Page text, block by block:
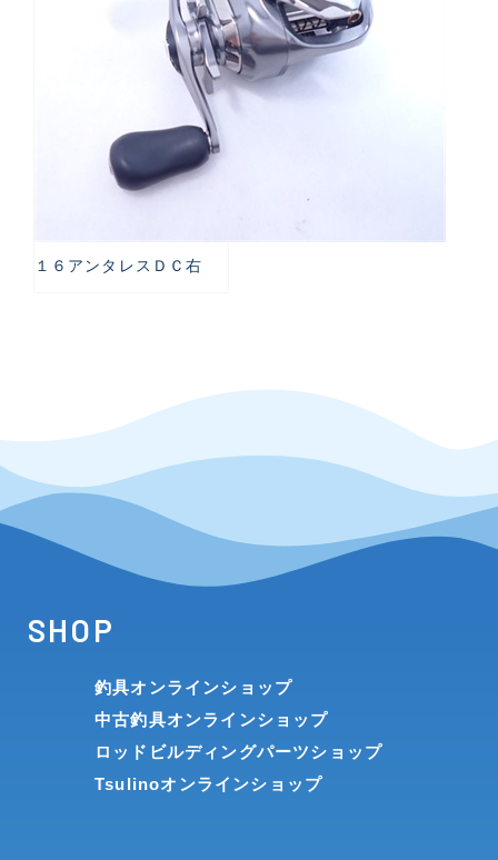
１６アンタレスＤＣ右
SHOP
釣具オンラインショップ
中古釣具オンラインショップ
ロッドビルディングパーツショップ
Tsulinoオンラインショップ